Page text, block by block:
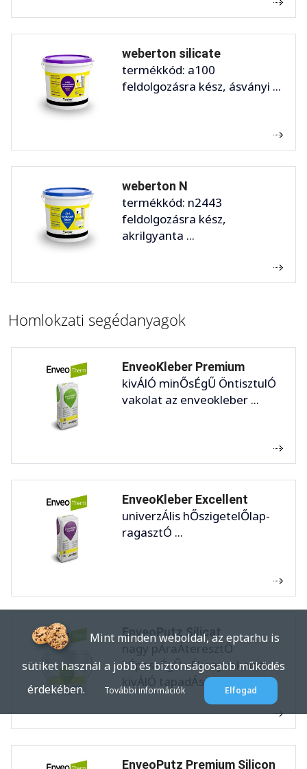
weberton silicate
termékkód: a100
feldolgozásra kész, ásványi ...
weberton N
termékkód: n2443
feldolgozásra kész,
akrilgyanta ...
Homlokzati segédanyagok
EnveoKleber Premium
kivÁlÓ minŐsÉgŰ ÖntisztulÓ
vakolat az enveokleber ...
EnveoKleber Excellent
univerzÁlis hŐszigetelŐlap-
ragasztÓ ...
EnveoPutz Silicat
nagy pÁraÁteresztŐ
kÉpessÉgŰ vÉkonyvakolat,
kivÁlÓ tapadÁssal a ...
EnveoPutz Premium Silicon
Mint minden weboldal, az eptar.hu is
sütiket használ a jobb és biztonságosabb működés
érdekében.
További információk Elfogad